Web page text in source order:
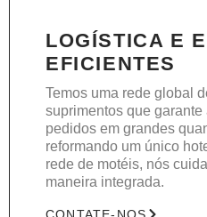
LOGÍSTICA E
EFICIENTES
Temos uma rede global
suprimentos que
pedidos em grandes
reformando um único
rede de motéis, nós
maneira integrada.
CONTATE-NOS